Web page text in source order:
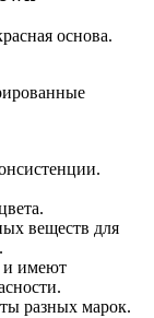
основа.
веществ для
и имеют
разных марок.